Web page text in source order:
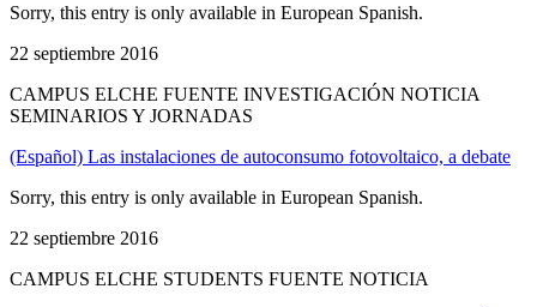
Sorry, this entry is only available in European Spanish.
22 septiembre 2016
CAMPUS ELCHE FUENTE INVESTIGACIÓN NOTICIA
SEMINARIOS Y JORNADAS
(Español) Las instalaciones de autoconsumo fotovoltaico, a debate
Sorry, this entry is only available in European Spanish.
22 septiembre 2016
CAMPUS ELCHE STUDENTS FUENTE NOTICIA